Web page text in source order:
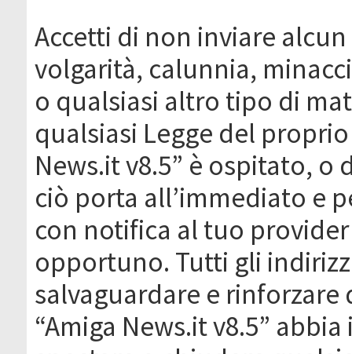
Accetti di non inviare
volgarità, calunnia,
o qualsiasi altro tipo di
qualsiasi Legge del
News.it v8.5” è ospitato, o
ciò porta all’immediato e
con notifica al tuo
opportuno. Tutti gli
salvaguardare e
“Amiga News.it v8.5”